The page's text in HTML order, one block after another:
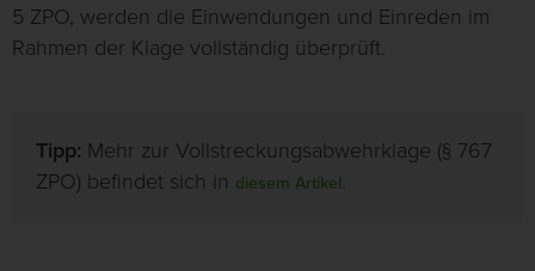
5 ZPO, werden die Einwendungen und Einreden im
Rahmen der Klage vollständig überprüft.
Tipp: Mehr zur Vollstreckungsabwehrklage (§ 767
ZPO) befindet sich in diesem Artikel.